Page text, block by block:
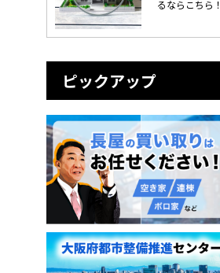
るならこちら！
ピックアップ